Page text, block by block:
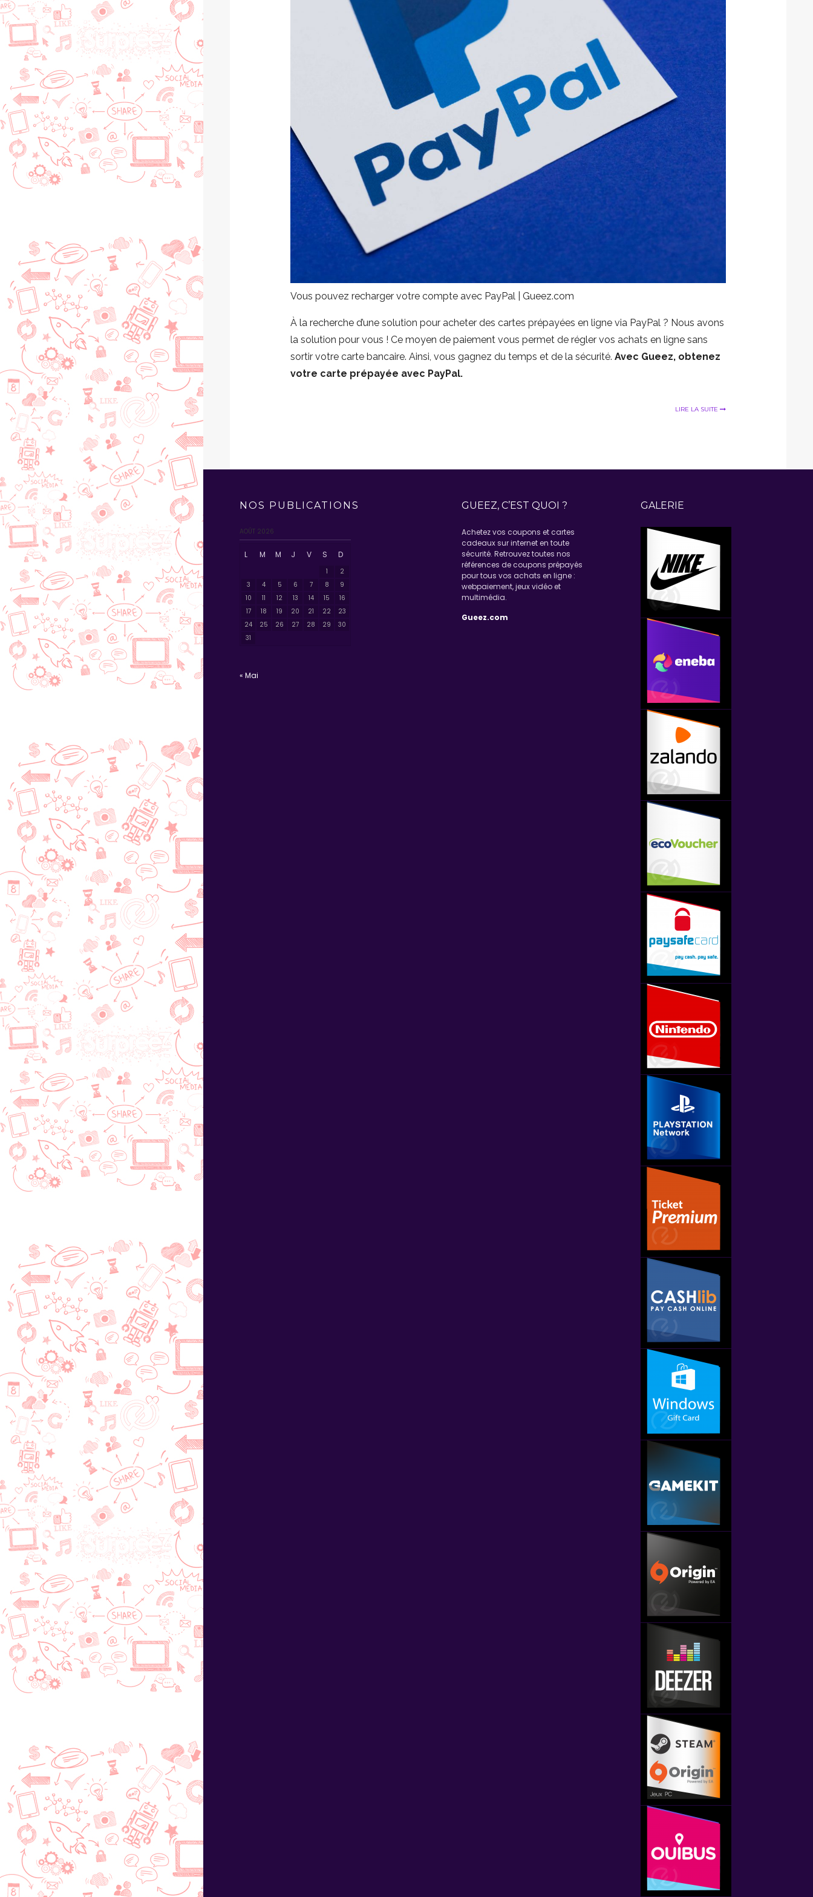
Vous pouvez recharger votre compte avec PayPal | Gueez.com
À la recherche d’une solution pour acheter des cartes prépayées en ligne via PayPal ? Nous avons
la solution pour vous ! Ce moyen de paiement vous permet de régler vos achats en ligne sans
sortir votre carte bancaire. Ainsi, vous gagnez du temps et de la sécurité. Avec Gueez, obtenez
votre carte prépayée avec PayPal.
LIRE LA SUITE
NOS PUBLICATIONS
AOÛT 2026
L M M J V S D
1
2
3
4 5 6 7 8
9
10
11 12 13 14 15
16
17
18 19 20 21 22
23
24
25 26 27 28 29
30
31
« Mai
GUEEZ, C’EST QUOI ?
Achetez vos coupons et cartes
cadeaux sur internet en toute
sécurité. Retrouvez toutes nos
références de coupons prépayés
pour tous vos achats en ligne :
webpaiement, jeux vidéo et
multimédia.
Gueez.com
GALERIE